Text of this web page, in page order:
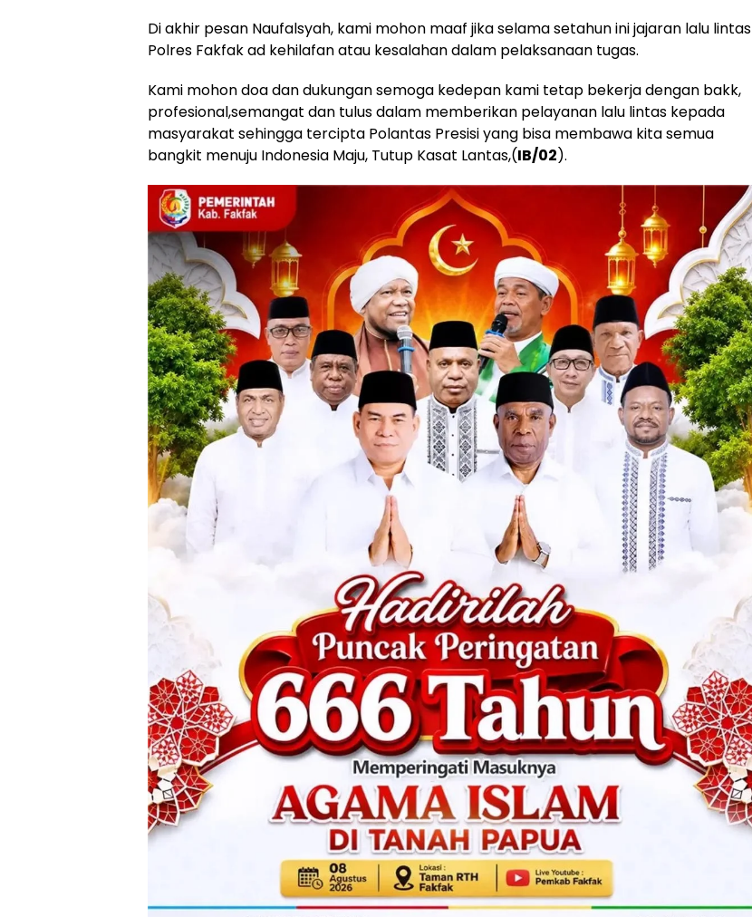
Di akhir pesan Naufalsyah, kami mohon maaf jika selama setahun ini jajaran lalu lintas
Polres Fakfak ad kehilafan atau kesalahan dalam pelaksanaan tugas.
Kami mohon doa dan dukungan semoga kedepan kami tetap bekerja dengan bakk,
profesional,semangat dan tulus dalam memberikan pelayanan lalu lintas kepada
masyarakat sehingga tercipta Polantas Presisi yang bisa membawa kita semua
bangkit menuju Indonesia Maju, Tutup Kasat Lantas,(IB/02).